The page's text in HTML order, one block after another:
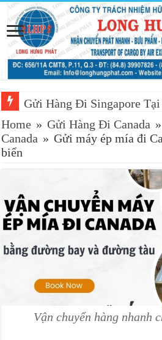
Gửi Hàng Đi Singapore
Home » Gửi Hàng Đi Canada »
Canada » Gửi máy ép mía đi
biển
Vận chuyển hàng nhanh